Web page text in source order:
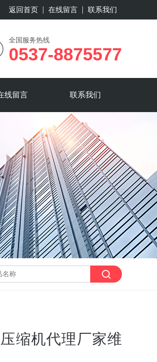
返回首页 在线留言 联系我们
全国服务热线
0537-8875577
线留言 联系我们
缩机代理厂家维